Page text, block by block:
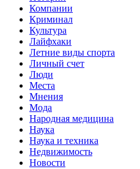
Компании
Криминал
Культура
Лайфхаки
Летние виды спорта
Личный счет
Люди
Места
Мнения
Мода
Народная медицина
Наука
Наука и техника
Недвижимость
Новости